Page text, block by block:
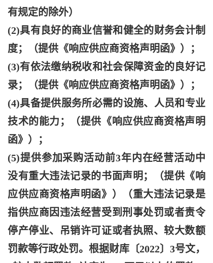
有规定的除外）
(2)具有良好的商业信誉和健全的财务会计制
度；（提供《响应供应商资格声明函》）；
(3)有依法缴纳税收和社会保障资金的良好记
录；（提供《响应供应商资格声明函》）；
(4)具备提供服务所必需的设施、人员和专业
技术的能力；（提供《响应供应商资格声明
函》）；
(5)提供参加采购活动前3年内在经营活动中
没有重大违法记录的书面声明；（提供《响
应供应商资格声明函》）（重大违法记录是
指供应商因违法经营受到刑事处罚或者责令
停产停业、吊销许可证或者执照、较大数额
罚款等行政处罚。根据财库〔2022〕3号文，